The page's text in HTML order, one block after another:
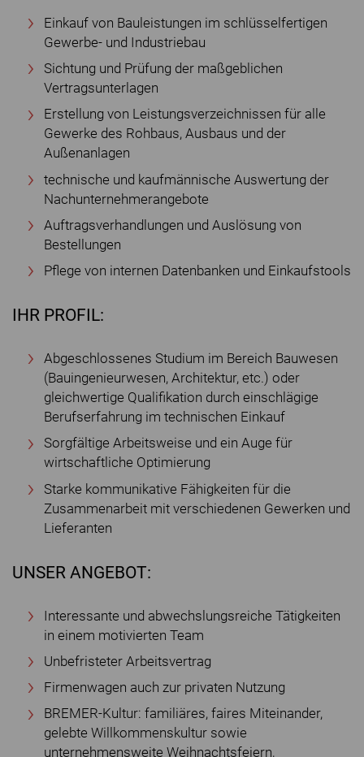
Einkauf von Bauleistungen im schlüsselfertigen
Gewerbe- und Industriebau
Sichtung und Prüfung der maßgeblichen
Vertragsunterlagen
Erstellung von Leistungsverzeichnissen für alle
Gewerke des Rohbaus, Ausbaus und der
Außenanlagen
technische und kaufmännische Auswertung der
Nachunternehmerangebote
Auftragsverhandlungen und Auslösung von
Bestellungen
Pflege von internen Datenbanken und Einkaufstools
IHR PROFIL:
Abgeschlossenes Studium im Bereich Bauwesen
(Bauingenieurwesen, Architektur, etc.) oder
gleichwertige Qualifikation durch einschlägige
Berufserfahrung im technischen Einkauf
Sorgfältige Arbeitsweise und ein Auge für
wirtschaftliche Optimierung
Starke kommunikative Fähigkeiten für die
Zusammenarbeit mit verschiedenen Gewerken und
Lieferanten
UNSER ANGEBOT:
Interessante und abwechslungsreiche Tätigkeiten
in einem motivierten Team
Unbefristeter Arbeitsvertrag
Firmenwagen auch zur privaten Nutzung
BREMER-Kultur: familiäres, faires Miteinander,
gelebte Willkommenskultur sowie
unternehmensweite Weihnachtsfeiern,